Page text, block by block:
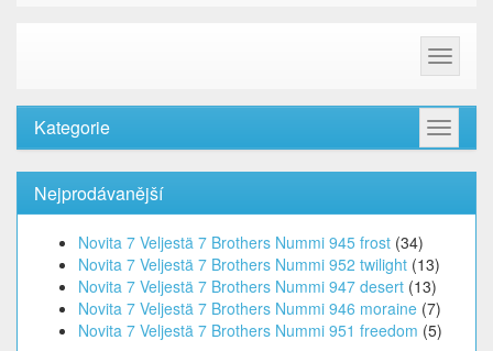
Toggle
Toggle
Kategorie
Nejprodávanější
Novita 7 Veljestä 7 Brothers Nummi 945 frost (34)
Novita 7 Veljestä 7 Brothers Nummi 952 twilight (13)
Novita 7 Veljestä 7 Brothers Nummi 947 desert (13)
Novita 7 Veljestä 7 Brothers Nummi 946 moraine (7)
Novita 7 Veljestä 7 Brothers Nummi 951 freedom (5)